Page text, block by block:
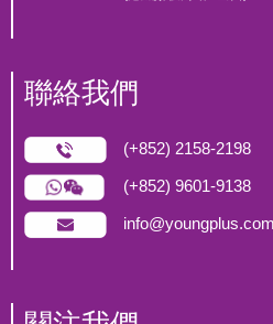
聯絡我們
(+852) 2158-2198
(+852) 9601-9138